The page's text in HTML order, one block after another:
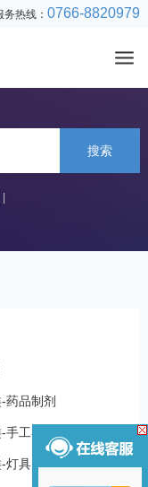
务热线：0766-8820979
搜索
药品制剂
手工器械
灯具空调